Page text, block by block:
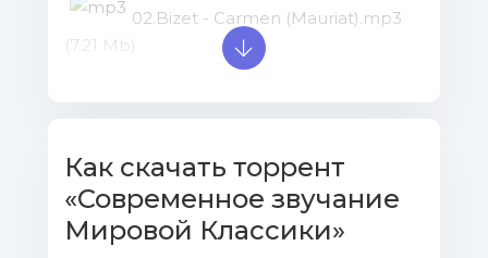
02.Bizet - Carmen (Mauriat).mp3
(7.21 Mb)
04.Bizet - March (Mae).mp3 (7.19
Mb)
05.Bizet - Pearl fishers duet
Как скачать торрент
«Современное звучание
Мировой Классики»